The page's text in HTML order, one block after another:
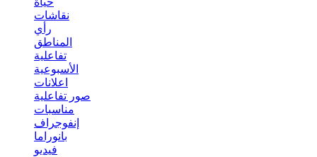
نقاشات
رأي
المناطق
تفاعلية
الأسبوعية
اعلانات
صور تفاعلية
مناسبات
إنفوجراف
بانوراما
فيديو